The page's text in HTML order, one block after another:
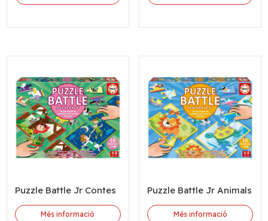
Puzzle Battle Jr Contes
Més informació
Puzzle Battle Jr Animals
Més informació